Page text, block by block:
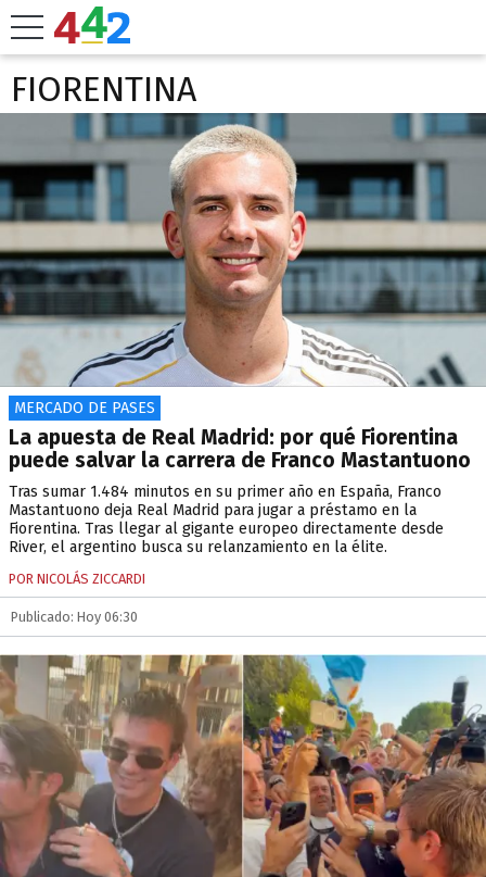
FIORENTINA
MERCADO DE PASES
La apuesta de Real Madrid: por qué Fiorentina
puede salvar la carrera de Franco Mastantuono
Tras sumar 1.484 minutos en su primer año en España, Franco
Mastantuono deja Real Madrid para jugar a préstamo en la
Fiorentina. Tras llegar al gigante europeo directamente desde
River, el argentino busca su relanzamiento en la élite.
POR NICOLÁS ZICCARDI
Publicado: Hoy 06:30